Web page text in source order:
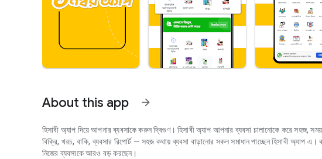
About this app arrow_forward
হিসাবী অ্যাপ দিয়ে আপনার ব্যবসাকে করুন দ্বিগুণ। হিসাবী অ্যাপ আপনার ব্যবসা চালানোকে করে সহজ,
বিক্রি, খরচ, বাকি, ব্যবসার রিপোর্ট — সহজ কথায় ব্যবসা বাড়ানোর সকল সমাধান পাচ্ছেন হিসাবী অ্যাপ
নিজের ব্যবসাকে আরও বড় করছেন।